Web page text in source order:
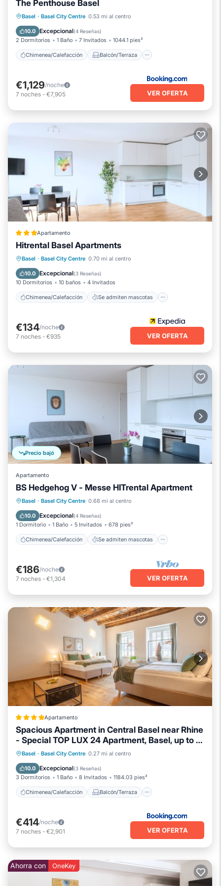
The Penthouse Basel
Basel · Basel City Centre 0.53 mi al centro
10.0 Excepcional(4 Reseñas)
2 Dormitorios 1 Baño 7 Invitados 1044.1 pies²
Chimenea/Calefacción Balcón/Terraza
Chimenea/Calefacción
Balcón/Terraza
Se admiten mascotas
€1,129/noche
7 noches - €7,905 VER OFERTA
Apartamento
Hitrental Basel Apartments
Basel · Basel City Centre 0.70 mi al centro
10.0 Excepcional(3 Reseñas)
10 Dormitorios 10 baños 4 Invitados
Chimenea/Calefacción Se admiten mascotas
Chimenea/Calefacción
Se admiten mascotas
Cocina
Internet
€134/noche
7 noches - €935 VER OFERTA
Precio bajó
Apartamento
BS Hedgehog V - Messe HITrental Apartment
Basel · Basel City Centre 0.68 mi al centro
10.0 Excepcional(4 Reseñas)
1 Dormitorio 1 Baño 5 Invitados 678 pies²
Chimenea/Calefacción Se admiten mascotas
Chimenea/Calefacción
Se admiten mascotas
Cocina
Internet
€186/noche
7 noches - €1,304 VER OFERTA
Apartamento
Spacious Apartment in Central Basel near Rhine
- Special TOP LUX 24 Apartment, Basel, up to 8
guests
Basel · Basel City Centre 0.27 mi al centro
10.0 Excepcional(3 Reseñas)
3 Dormitorios 1 Baño 8 Invitados 1184.03 pies²
Chimenea/Calefacción Balcón/Terraza
Chimenea/Calefacción
Balcón/Terraza
Internet
Apto para niños
€414/noche
7 noches - €2,901 VER OFERTA
Ahorra con OneKey